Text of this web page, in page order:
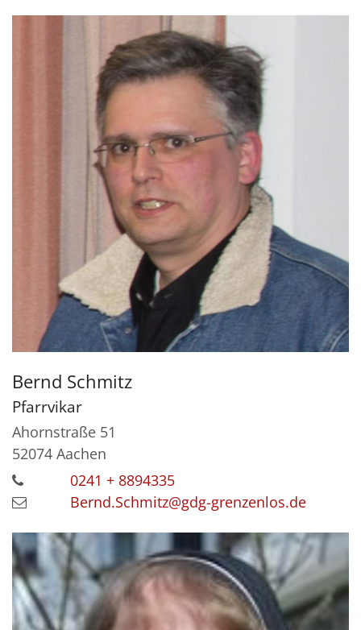
Bernd Schmitz
Pfarrvikar
Ahornstraße 51
52074 Aachen
0241 + 8894335
Bernd.Schmitz@gdg-grenzenlos.de